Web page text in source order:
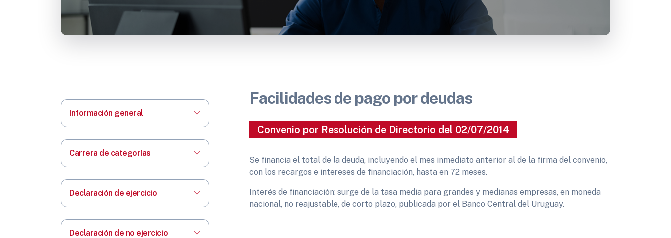
Información general
Carrera de categorías
Declaración de ejercicio
Declaración de no ejercicio
Facilidades de pago por deudas
Convenio por Resolución de Directorio del 02/07/2014
Se financia el total de la deuda, incluyendo el mes inmediato anterior al de la firma del convenio,
con los recargos e intereses de financiación, hasta en 72 meses.
Interés de financiación: surge de la tasa media para grandes y medianas empresas, en moneda
nacional, no reajustable, de corto plazo, publicada por el Banco Central del Uruguay.